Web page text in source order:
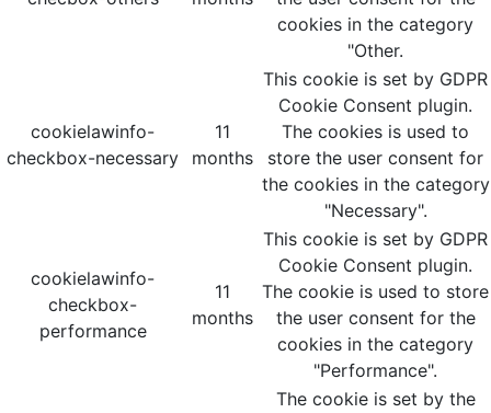
cookies in the category
"Other.
cookielawinfo-
checkbox-necessary
11
months
This cookie is set by GDPR
Cookie Consent plugin.
The cookies is used to
store the user consent for
the cookies in the category
"Necessary".
cookielawinfo-
checkbox-
performance
11
months
This cookie is set by GDPR
Cookie Consent plugin.
The cookie is used to store
the user consent for the
cookies in the category
"Performance".
The cookie is set by the